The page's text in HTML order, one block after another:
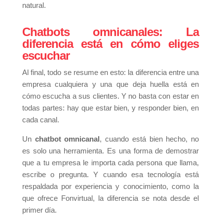
natural.
Chatbots omnicanales: La
diferencia está en cómo eliges
escuchar
Al final, todo se resume en esto: la diferencia entre una
empresa cualquiera y una que deja huella está en
cómo escucha a sus clientes. Y no basta con estar en
todas partes: hay que estar bien, y responder bien, en
cada canal.
Un chatbot omnicanal, cuando está bien hecho, no
es solo una herramienta. Es una forma de demostrar
que a tu empresa le importa cada persona que llama,
escribe o pregunta. Y cuando esa tecnología está
respaldada por experiencia y conocimiento, como la
que ofrece Fonvirtual, la diferencia se nota desde el
primer día.